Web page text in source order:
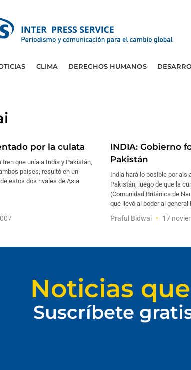
CLIMA DERECHOS HUMANOS
por la culata
que unía a India y Pakistán,
países, resultó en un
estos dos rivales de Asia
INDIA: Gobierno
Pakistán
India hará lo posible por
Pakistán, luego de que la
(Comunidad Británica de
que llevó al poder al
Praful Bidwai 17
Noticias
Suscríbete